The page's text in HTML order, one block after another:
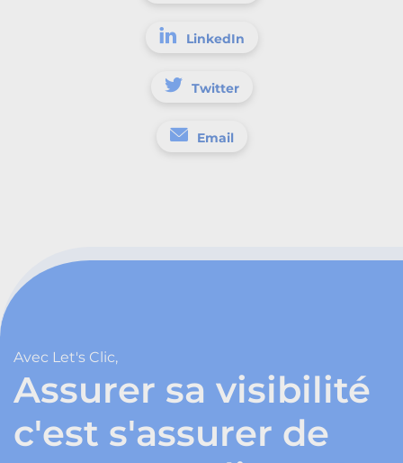
LinkedIn
Twitter
Email
Avec Let's Clic,
Assurer sa visibilité
c'est s'assurer de